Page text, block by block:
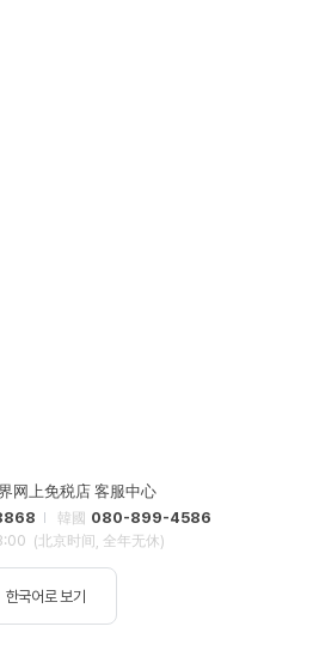
网上免税店 客服中心
韓國 080-899-4586
(北京时间, 全年无休)
한국어로 보기